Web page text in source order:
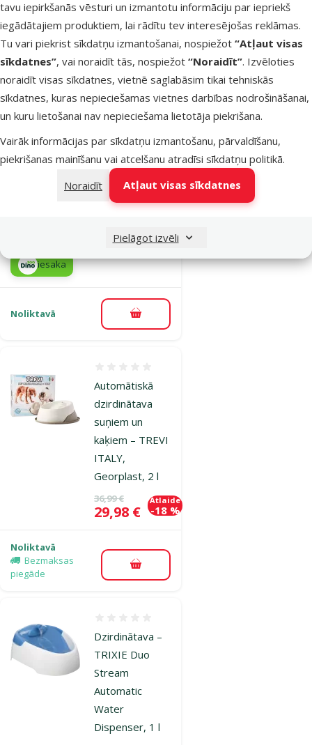
tavu iepirkšanās vēsturi un izmantotu informāciju par iepriekš
iegādātajiem produktiem, lai rādītu tev interesējošas reklāmas.
Tu vari piekrist sīkdatņu izmantošanai, nospiežot “Atļaut visas
sīkdatnes”, vai noraidīt tās, nospiežot “Noraidīt”. Izvēloties
noraidīt visas sīkdatnes, vietnē saglabāsim tikai tehniskās
sīkdatnes, kuras nepieciešamas vietnes darbības nodrošināšanai,
un kuru lietošanai nav nepieciešama lietotāja piekrišana.
Vairāk informācijas par sīkdatņu izmantošanu, pārvaldīšanu,
piekrišanas mainīšanu vai atcelšanu atradīsi sīkdatņu politikā.
Noraidīt
Atļaut visas sīkdatnes
Pielāgot izvēli
Noliktavā Pievienot grozam
Ceļojumu ūdens
pudele – Dog
Fantasy
Drinking Bottle,
Atsauksmes 0%
Cena
3,99 €
iesaka
Noliktavā Pievienot grozam
Automātiskā
dzirdinātava
suņiem un
kaķiem – TREVI
ITALY,
Georplast, 2 l
Oriģinālā cena
36,99 €
Cena
29,98 €
Atlaide
-18 %
Noliktavā
Bezmaksas
piegāde
Pievienot grozam
Dzirdinātava –
TRIXIE Duo
Stream
Automatic
Water
Dispenser, 1 l